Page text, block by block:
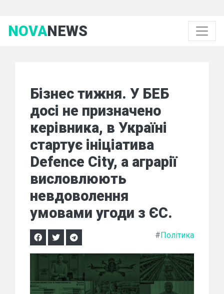
NOVANEWS
Бізнес тижня. У БЕБ
досі не призначено
керівника, в Україні
стартує ініціатива
Defence City, а аграрії
висловлюють
невдоволення
умовами угоди з ЄС.
#Політика